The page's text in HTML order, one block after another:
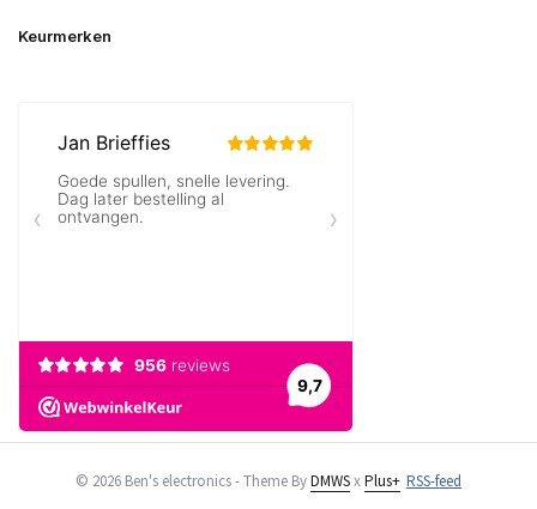
Keurmerken
© 2026 Ben's electronics - Theme ByDMWSxPlus+ RSS-feed